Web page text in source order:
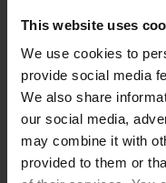
This website uses
We use cookies to
provide social media
We also share
our social media,
may combine it with
provided to them or